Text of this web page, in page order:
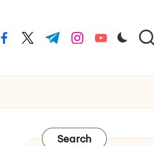
facebook.com
twitter.com
t.me instagram.com
youtube.com
Search